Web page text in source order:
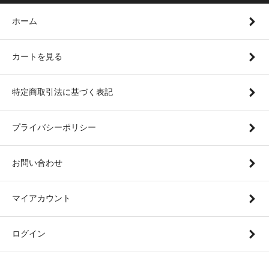
ホーム
カートを見る
特定商取引法に基づく表記
プライバシーポリシー
お問い合わせ
マイアカウント
ログイン